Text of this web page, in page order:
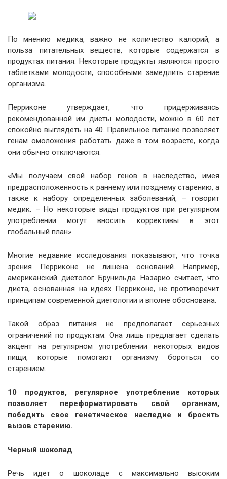
По мнению медика, важно не количество калорий, а
польза питательных веществ, которые содержатся в
продуктах питания. Некоторые продукты являются просто
таблетками молодости, способными замедлить старение
организма.
Перриконе утверждает, что придерживаясь
рекомендованной им диеты молодости, можно в 60 лет
спокойно выглядеть на 40. Правильное питание позволяет
генам омоложения работать даже в том возрасте, когда
они обычно отключаются.
«Мы получаем свой набор генов в наследство, имея
предрасположенность к раннему или позднему старению, а
также к набору определенных заболеваний, – говорит
медик. – Но некоторые виды продуктов при регулярном
употреблении могут вносить коррективы в этот
глобальный план».
Многие недавние исследования показывают, что точка
зрения Перриконе не лишена оснований. Например,
американский диетолог Брунильда Назарио считает, что
диета, основанная на идеях Перриконе, не противоречит
принципам современной диетологии и вполне обоснована.
Такой образ питания не предполагает серьезных
ограничений по продуктам. Она лишь предлагает сделать
акцент на регулярном употреблении некоторых видов
пищи, которые помогают организму бороться со
старением.
10 продуктов, регулярное употребление которых
позволяет переформатировать свой организм,
победить свое генетическое наследие и бросить
вызов старению.
Черный шоколад
Речь идет о шоколаде с максимально высоким